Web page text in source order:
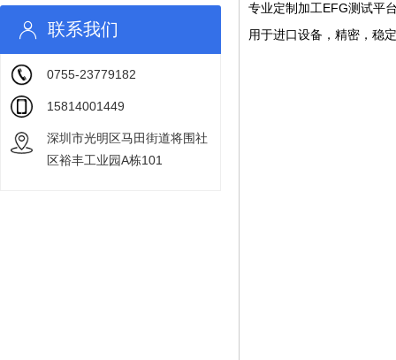
联系我们
0755-23779182
15814001449
深圳市光明区马田街道将围社
区裕丰工业园A栋101
专业定制加工EFG测试平
用于进口设备，精密，稳